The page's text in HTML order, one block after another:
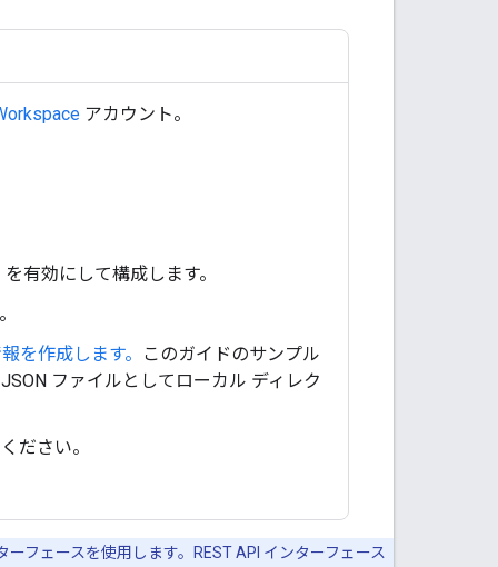
アカウント。
有効にして構成します。
。
を作成します。
このガイドのサンプル
ファイルとしてローカル ディレク
ださい。
フェースを使用します。REST API インターフェース